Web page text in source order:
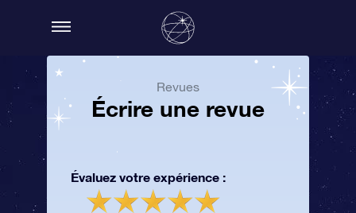
Revues
Écrire une revue
Évaluez votre expérience :